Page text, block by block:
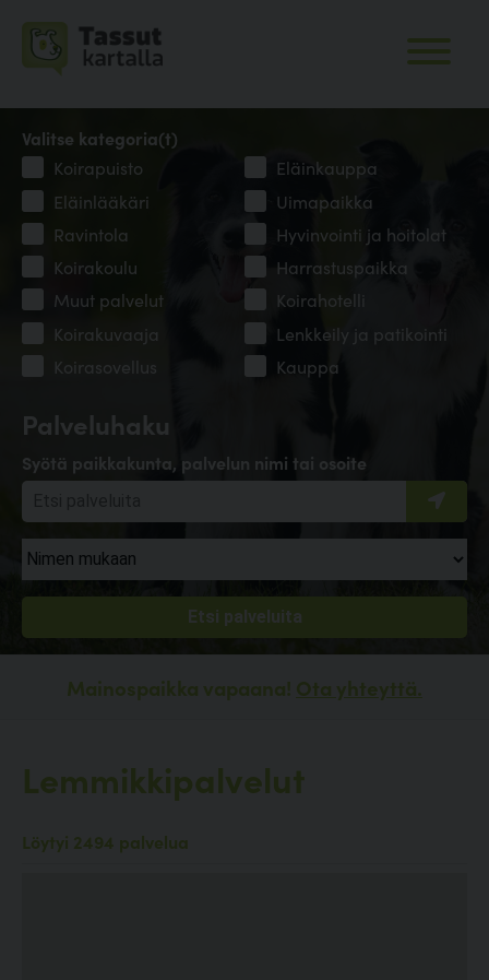
Palveluhaku
Syötä paikkakunta, palvelun nimi tai osoite
Valitse kategoria(t)
Koirapuisto
Eläinkauppa
Eläinlääkäri
Uimapaikka
Ravintola
Hyvinvointi ja hoitolat
Koirakoulu
Harrastuspaikka
Muut palvelut
Koirahotelli
Koirakuvaaja
Lenkkeily ja patikointi
Koirasovellus
Kauppa
Mainospaikka vapaana! Ota yhteyttä.
Lemmikkipalvelut
Löytyi 2494 palvelua